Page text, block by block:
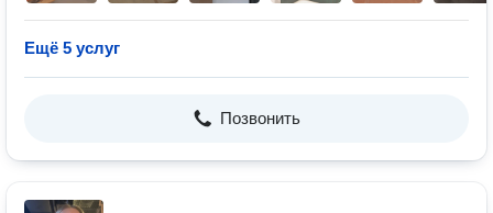
Ещё 5 услуг
Позвонить